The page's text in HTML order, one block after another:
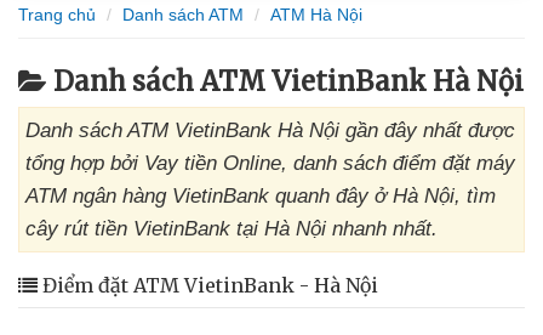
Trang chủ Danh sách ATM ATM Hà Nội
Danh sách ATM VietinBank Hà Nội
Danh sách ATM VietinBank Hà Nội gần đây nhất được
tổng hợp bởi Vay tiền Online, danh sách điểm đặt máy
ATM ngân hàng VietinBank quanh đây ở Hà Nội, tìm
cây rút tiền VietinBank tại Hà Nội nhanh nhất.
Điểm đặt ATM VietinBank - Hà Nội